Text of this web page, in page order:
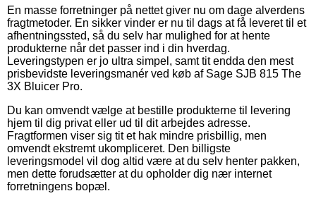
En masse forretninger på nettet giver nu om dage alverdens
fragtmetoder. En sikker vinder er nu til dags at få leveret til et
afhentningssted, så du selv har mulighed for at hente
produkterne når det passer ind i din hverdag.
Leveringstypen er jo ultra simpel, samt tit endda den mest
prisbevidste leveringsmanér ved køb af Sage SJB 815 The
3X Bluicer Pro.
Du kan omvendt vælge at bestille produkterne til levering
hjem til dig privat eller ud til dit arbejdes adresse.
Fragtformen viser sig tit et hak mindre prisbillig, men
omvendt ekstremt ukompliceret. Den billigste
leveringsmodel vil dog altid være at du selv henter pakken,
men dette forudsætter at du opholder dig nær internet
forretningens bopæl.